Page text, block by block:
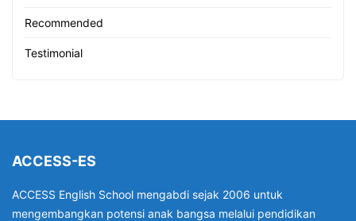
Recommended
Testimonial
ACCESS-ES
ACCESS English School mengabdi sejak 2006 untuk
mengembangkan potensi anak bangsa melalui pendidikan